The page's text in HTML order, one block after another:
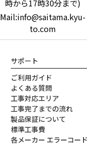
時から17時30分まで)
Mail:info@saitama.kyu-
to.com
サポート
ご利用ガイド
よくある質問
工事対応エリア
工事完了までの流れ
製品保証について
標準工事費
各メーカー エラーコード